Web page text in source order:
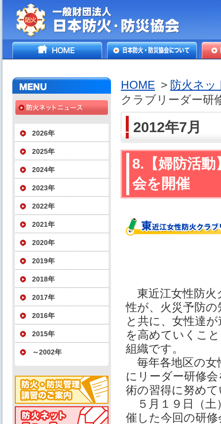
一般財団法人日本防火・防
HOME
2026年
2025年
2024年
2023年
2022年
2021年
2020年
2019年
2018年
2017年
2016年
2015年
～2002年
HOME > 防火ネッ
クラブリーダー研
2012年7月
8.【婦防活
会を開催
東近江女性防火
性が、火災予防
と共に、女性達
を高めていくこ
組織です。
毎年各地区の女
にリーダー研修
術の習得に努め
５月１９日（土
催した今回の研